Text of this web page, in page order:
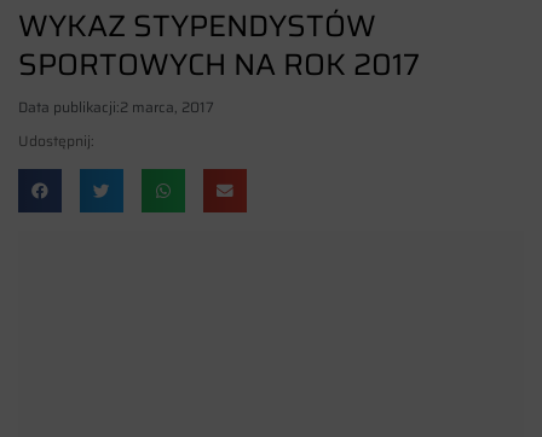
WYKAZ STYPENDYSTÓW
SPORTOWYCH NA ROK 2017
Data publikacji:2 marca, 2017
Udostępnij: